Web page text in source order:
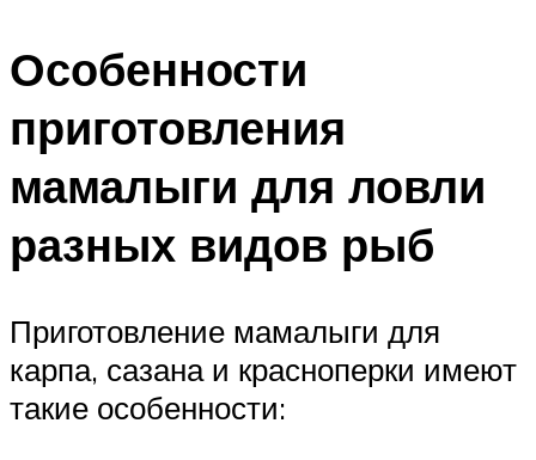
Особенности
приготовления
мамалыги для ловли
разных видов рыб
Приготовление мамалыги для
карпа, сазана и красноперки имеют
такие особенности: